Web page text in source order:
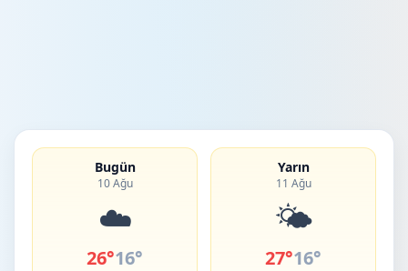
Bugün
10 Ağu
☁️
26°16°
Yarın
11 Ağu
🌤️
27°16°